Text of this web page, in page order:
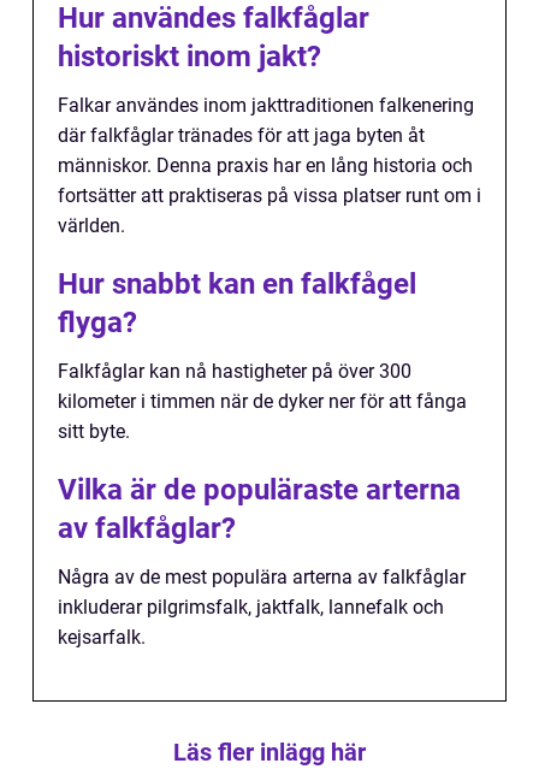
Hur användes falkfåglar
historiskt inom jakt?
Falkar användes inom jakttraditionen falkenering
där falkfåglar tränades för att jaga byten åt
människor. Denna praxis har en lång historia och
fortsätter att praktiseras på vissa platser runt om i
världen.
Hur snabbt kan en falkfågel
flyga?
Falkfåglar kan nå hastigheter på över 300
kilometer i timmen när de dyker ner för att fånga
sitt byte.
Vilka är de populäraste arterna
av falkfåglar?
Några av de mest populära arterna av falkfåglar
inkluderar pilgrimsfalk, jaktfalk, lannefalk och
kejsarfalk.
Läs fler inlägg här